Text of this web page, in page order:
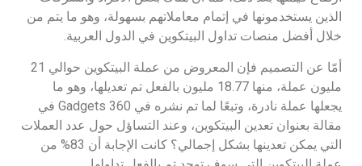
الذين يستخدمونها في إتمام معاملاتهم بسهولة، وهو ما يتم من
خلال أفضل منصات تداول البيتكوين في الدول العربية.
أمّا عن التصميم فإن المعروض من عملة البيتكوين حوالي 21
مليون عملة، منها 18.77 مليون بالفعل تم تعديلها، وهو ما
يجعلها عملة نادرة، وتبعًا لما تم نشره في Gadgets 360 في
مقالة بعنوان تعدين البيتكوين، وعند التساؤل حول عدد العملات
التي يمكن تعدينها بشكل إجمالي؟ كانت الإجابة أن 83% من